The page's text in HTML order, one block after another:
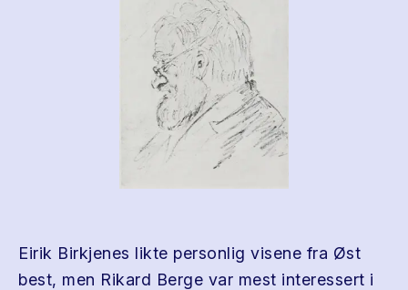
Eirik Birkjenes likte personlig visene fra Øst
best, men Rikard Berge var mest interessert i